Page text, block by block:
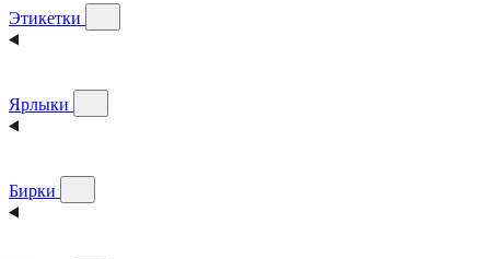
Этикетки
Ярлыки
Бирки